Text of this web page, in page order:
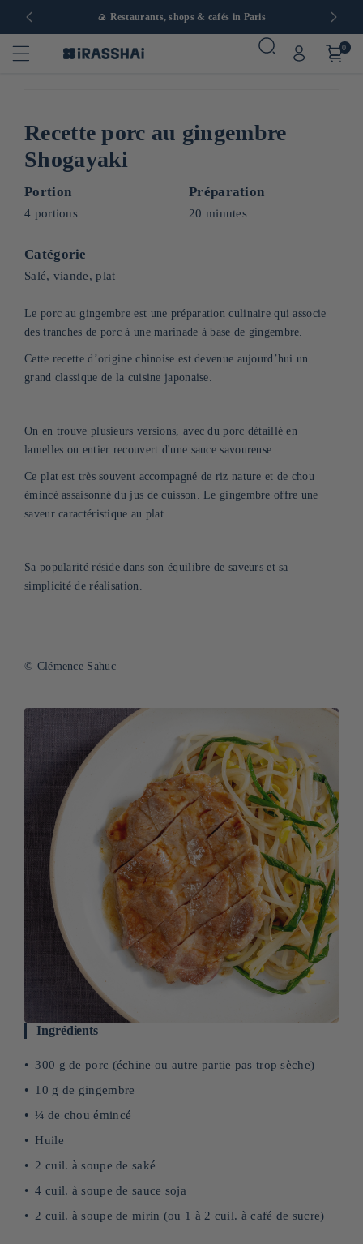
Europe 🍙 Restaurants, shops & cafés in Paris
0
Recette porc au gingembre
Shogayaki
Portion
4 portions
Préparation
20 minutes
Catégorie
Salé, viande, plat
Le porc au gingembre est une préparation culinaire qui associe
des tranches de porc à une marinade à base de gingembre.
Cette recette d’origine chinoise est devenue aujourd’hui un
grand classique de la cuisine japonaise.
On en trouve plusieurs versions, avec du porc détaillé en
lamelles ou entier recouvert d'une sauce savoureuse.
Ce plat est très souvent accompagné de riz nature et de chou
émincé assaisonné du jus de cuisson. Le gingembre offre une
saveur caractéristique au plat.
Sa popularité réside dans son équilibre de saveurs et sa
simplicité de réalisation.
© Clémence Sahuc
Ingrédients
300 g de porc (échine ou autre partie pas trop sèche)
10 g de gingembre
¼ de chou émincé
Huile
2 cuil. à soupe de saké
4 cuil. à soupe de sauce soja
2 cuil. à soupe de mirin (ou 1 à 2 cuil. à café de sucre)